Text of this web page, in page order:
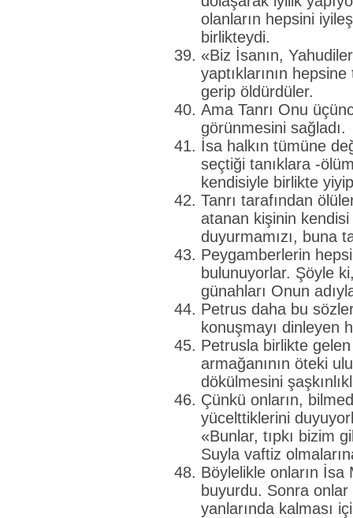
olanların hepsini
birlikteydi.
«Biz İsanın,
yaptıklarının
gerip öldürdüler.
Ama Tanrı Onu
görünmesini sağladı.
İsa halkın tümüne
seçtiği tanıklara -
kendisiyle birlikte
Tanrı tarafından
atanan kişinin
duyurmamızı, buna
Peygamberlerin
bulunuyorlar. Şöyle
günahları Onun
Petrus daha bu
konuşmayı dinleyen
Petrusla birlikte
armağanının öteki
dökülmesini
Çünkü onların,
yücelttiklerini
«Bunlar, tıpkı bizim
Suyla vaftiz
Böylelikle onların İsa
buyurdu. Sonra
yanlarında kalması